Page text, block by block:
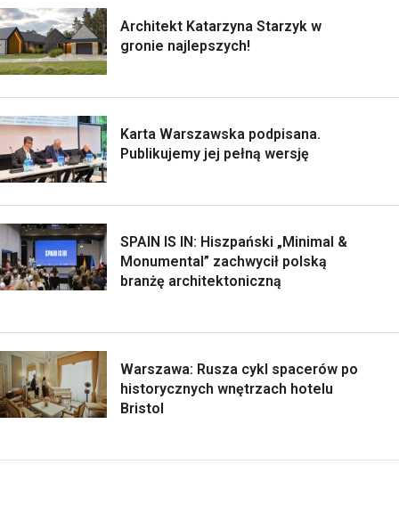
Architekt Katarzyna Starzyk w
gronie najlepszych!
Karta Warszawska podpisana.
Publikujemy jej pełną wersję
SPAIN IS IN: Hiszpański „Minimal &
Monumental” zachwycił polską
branżę architektoniczną
Warszawa: Rusza cykl spacerów po
historycznych wnętrzach hotelu
Bristol